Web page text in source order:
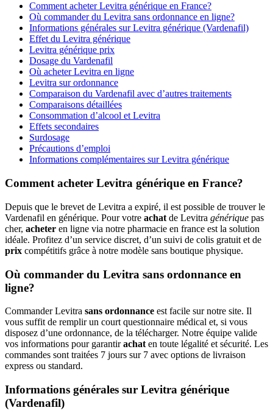
Comment acheter Levitra générique en France?
Où commander du Levitra sans ordonnance en ligne?
Informations générales sur Levitra générique (Vardenafil)
Effet du Levitra générique
Levitra générique prix
Dosage du Vardenafil
Où acheter Levitra en ligne
Levitra sur ordonnance
Comparaison du Vardenafil avec d’autres traitements
Comparaisons détaillées
Consommation d’alcool et Levitra
Effets secondaires
Surdosage
Précautions d’emploi
Informations complémentaires sur Levitra générique
Comment acheter Levitra générique en France?
Depuis que le brevet de Levitra a expiré, il est possible de trouver le
Vardenafil en générique. Pour votre achat de Levitra générique pas
cher, acheter en ligne via notre pharmacie en france est la solution
idéale. Profitez d’un service discret, d’un suivi de colis gratuit et de
prix compétitifs grâce à notre modèle sans boutique physique.
Où commander du Levitra sans ordonnance en
ligne?
Commander Levitra sans ordonnance est facile sur notre site. Il
vous suffit de remplir un court questionnaire médical et, si vous
disposez d’une ordonnance, de la télécharger. Notre équipe valide
vos informations pour garantirachat en toute légalité et sécurité. Les
commandes sont traitées 7 jours sur 7 avec options de livraison
express ou standard.
Informations générales sur Levitra générique
(Vardenafil)